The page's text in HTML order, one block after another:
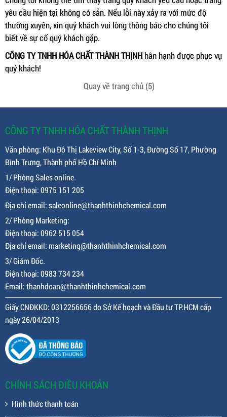
yêu cầu hiện tại không có sẵn. Nếu lỗi này xảy ra với mức độ
thường xuyên, xin quý khách vui lòng thông báo cho chúng tôi
biết về sự cố quý khách gặp.
CÔNG TY TNHH HÓA CHẤT THÀNH THỊNH hân hạnh được phục vụ
quý khách!
Quay về trang chủ (5)
CÔNG TY TNHH HÓA CHẤT THÀNH THỊNH
Văn phòng: Khu Đô Thị Lakeview City, Số 1-3, Đường Số 17, Phường
Bình Trưng, Thành phố Hồ Chí Minh
1/ Phòng Sales online.
Điện thoại: 0975 151 205
Địa chỉ email: saleonline@thanhthinhchemical.com
2/ Phòng Marketing:
Điện thoại: 0962 515 054
Địa chỉ email: marketing@thanhthinhchemical.com
3/ Giám Đốc.
Điện thoại: 0983 734 234
Email: thanhdoan@thanhthinhchemical.com
Giấy CNĐKKD: 0312256656 do Sở Kế hoạch và Đầu tư TP.HCM cấp
ngày 26/04/2013
CHÍNH SÁCH ĐIỀU KHOẢN
Hình thức thanh toán